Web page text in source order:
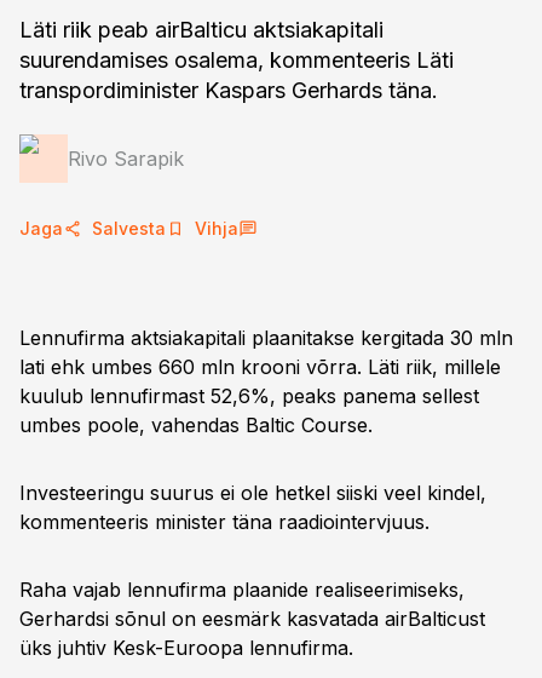
Läti riik peab airBalticu aktsiakapitali
suurendamises osalema, kommenteeris Läti
transpordiminister Kaspars Gerhards täna.
Rivo Sarapik
Jaga Salvesta Vihja
Lennufirma aktsiakapitali plaanitakse kergitada 30 mln
lati ehk umbes 660 mln krooni võrra. Läti riik, millele
kuulub lennufirmast 52,6%, peaks panema sellest
umbes poole, vahendas Baltic Course.
Investeeringu suurus ei ole hetkel siiski veel kindel,
kommenteeris minister täna raadiointervjuus.
Raha vajab lennufirma plaanide realiseerimiseks,
Gerhardsi sõnul on eesmärk kasvatada airBalticust
üks juhtiv Kesk-Euroopa lennufirma.